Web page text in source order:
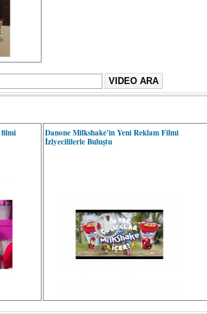
filmi
Danone Milkshake'in Yeni Reklam Filmi
İzlyecililerle Buluştu